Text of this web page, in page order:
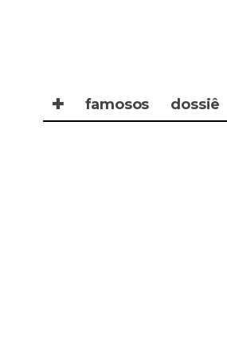
✚ famosos dossiê